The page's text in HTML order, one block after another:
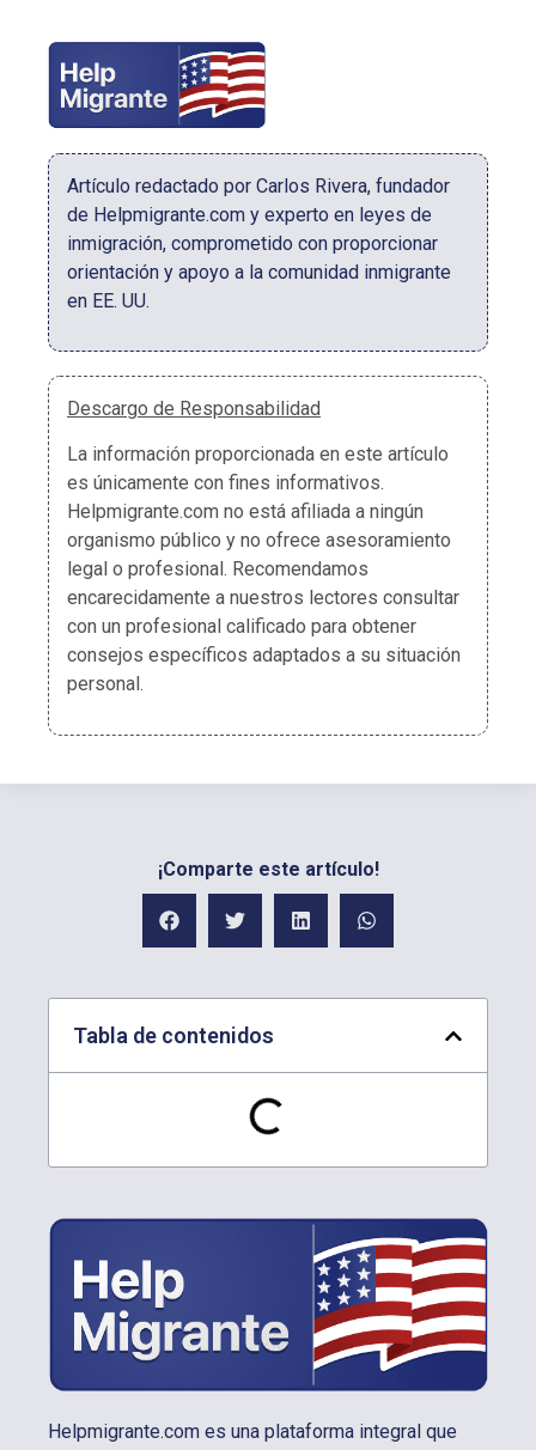
Artículo redactado por Carlos Rivera, fundador
de Helpmigrante.com y experto en leyes de
inmigración, comprometido con proporcionar
orientación y apoyo a la comunidad inmigrante
en EE. UU.
Descargo de Responsabilidad
La información proporcionada en este artículo
es únicamente con fines informativos.
Helpmigrante.com no está afiliada a ningún
organismo público y no ofrece asesoramiento
legal o profesional. Recomendamos
encarecidamente a nuestros lectores consultar
con un profesional calificado para obtener
consejos específicos adaptados a su situación
personal.
¡Comparte este artículo!
Tabla de contenidos
Helpmigrante.com es una plataforma integral que